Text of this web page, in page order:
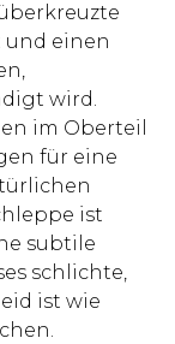
einen
wird.
im Oberteil
für eine
ist
subtile
schlichte,
ist wie